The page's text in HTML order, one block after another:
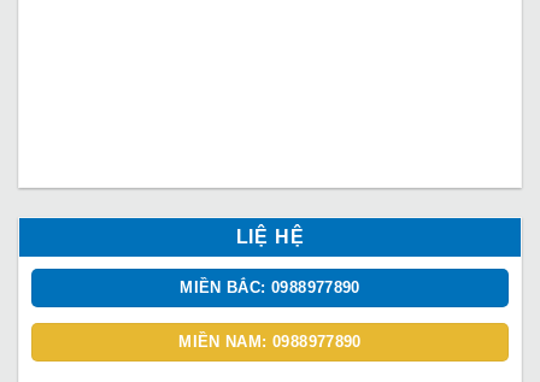
LIỆ HỆ
MIỀN BẮC: 0988977890
MIỀN NAM: 0988977890